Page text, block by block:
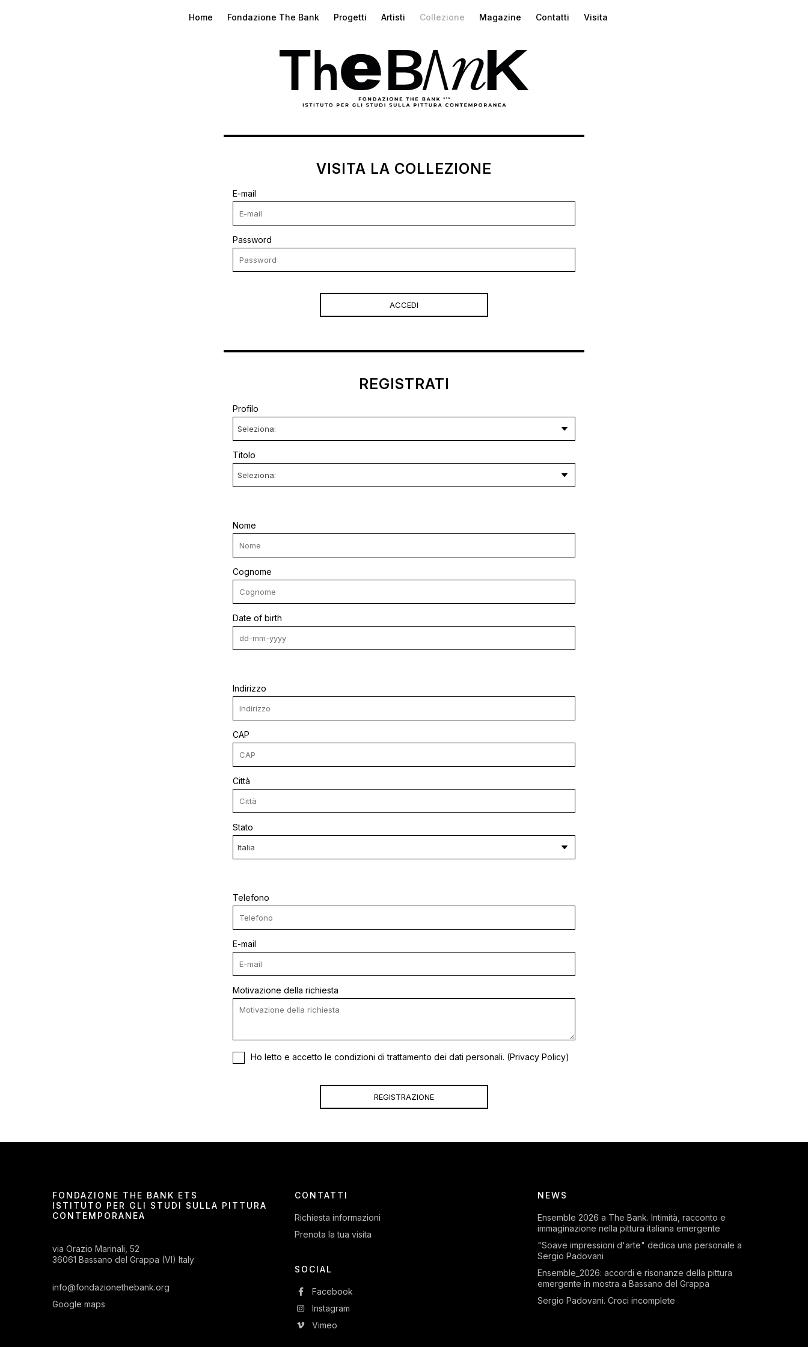
Home Fondazione The Bank Progetti Artisti Collezione Magazine Contatti Visita
VISITA LA COLLEZIONE
E-mail
Password
REGISTRATI
Profilo
Titolo
Nome
Cognome
Date of birth
Indirizzo
CAP
Città
Stato
Telefono
E-mail
Motivazione della richiesta
Ho letto e accetto le condizioni di trattamento dei dati personali. (Privacy Policy)
FONDAZIONE THE BANK ETS
ISTITUTO PER GLI STUDI SULLA PITTURA
CONTEMPORANEA
via Orazio Marinali, 52
36061 Bassano del Grappa (VI) Italy
info@fondazionethebank.org
Google maps
CONTATTI
Richiesta informazioni
Prenota la tua visita
SOCIAL
Facebook
Instagram
Vimeo
NEWS
Ensemble 2026 a The Bank. Intimità, racconto e
immaginazione nella pittura italiana emergente
"Soave impressioni d'arte" dedica una personale a
Sergio Padovani
Ensemble_2026: accordi e risonanze della pittura
emergente in mostra a Bassano del Grappa
Sergio Padovani. Croci incomplete